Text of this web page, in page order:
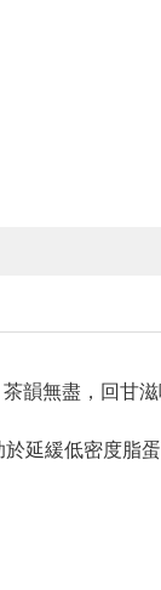
韻無盡，回甘
延緩低密度脂